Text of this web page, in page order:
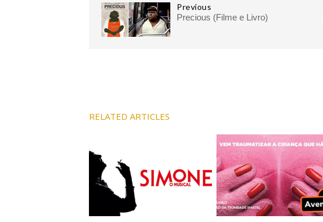
Previous
Precious (Filme e Livro)
RELATED ARTICLES